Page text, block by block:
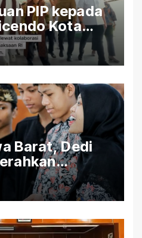
PIP kepada
Kota
Barat, Dedi
Siswa
Kota Bandung